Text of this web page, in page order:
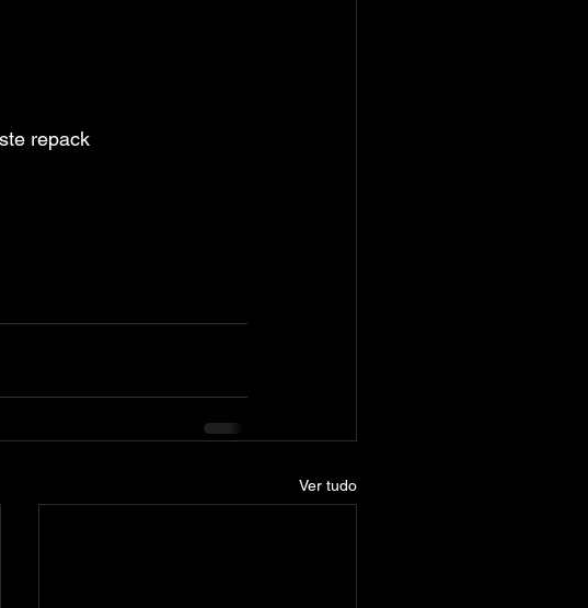
repack
Ver tudo